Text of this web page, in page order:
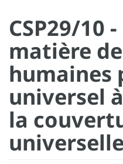
CSP29/10
matière
humaines
universel
la
universelle